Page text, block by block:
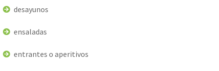
desayunos
ensaladas
entrantes o aperitivos